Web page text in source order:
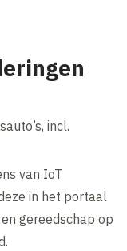
incl.
van IoT
in het portaal
gereedschap op